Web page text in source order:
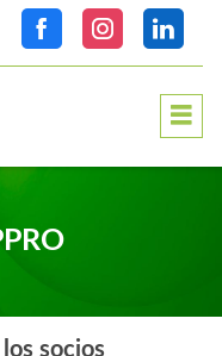
socios